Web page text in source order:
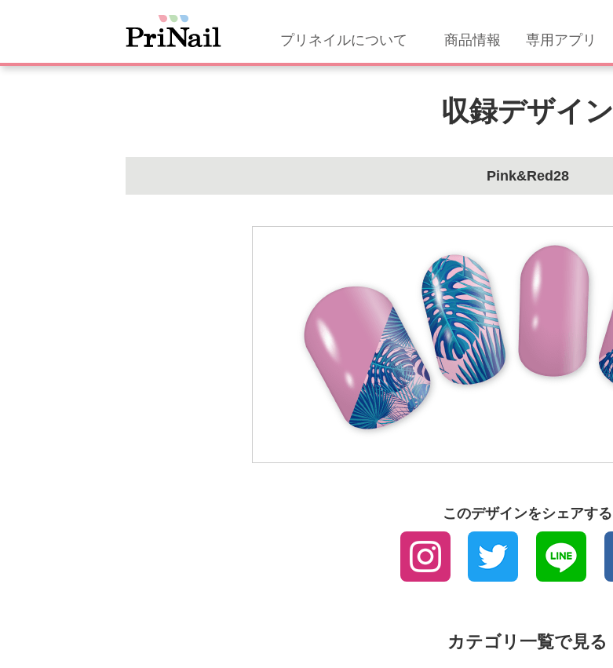
プリネイルについて 商品情報 専用アプリ
収録デザイン
Pink&Red28
このデザインをシェアする
カテゴリ一覧で見る